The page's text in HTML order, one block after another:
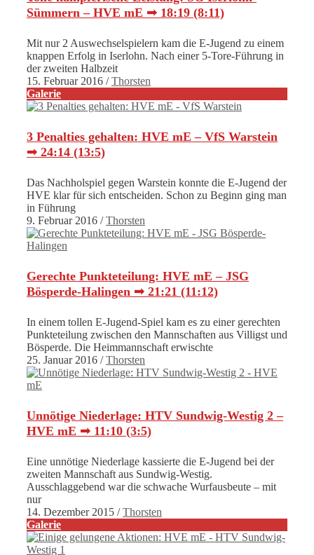
Sümmern – HVE mE ➟ 18:19 (8:11)
Mit nur 2 Auswechselspielern kam die E-Jugend zu einem
knappen Erfolg in Iserlohn. Nach einer 5-Tore-Führung in
der zweiten Halbzeit
15. Februar 2016 /Thorsten
Galerie
3 Penalties gehalten: HVE mE – VfS Warstein
➟ 24:14 (13:5)
Das Nachholspiel gegen Warstein konnte die E-Jugend der
HVE klar für sich entscheiden. Schon zu Beginn ging man
in Führung
9. Februar 2016 /Thorsten
Gerechte Punkteteilung: HVE mE – JSG
Bösperde-Halingen ➟ 21:21 (11:12)
In einem tollen E-Jugend-Spiel kam es zu einer gerechten
Punkteteilung zwischen den Mannschaften aus Villigst und
Bösperde. Die Heimmannschaft erwischte
25. Januar 2016 /Thorsten
Unnötige Niederlage: HTV Sundwig-Westig 2 –
HVE mE ➟ 11:10 (3:5)
Eine unnötige Niederlage kassierte die E-Jugend bei der
zweiten Mannschaft aus Sundwig-Westig.
Ausschlaggebend war die schwache Wurfausbeute – mit
nur
14. Dezember 2015 /Thorsten
Galerie